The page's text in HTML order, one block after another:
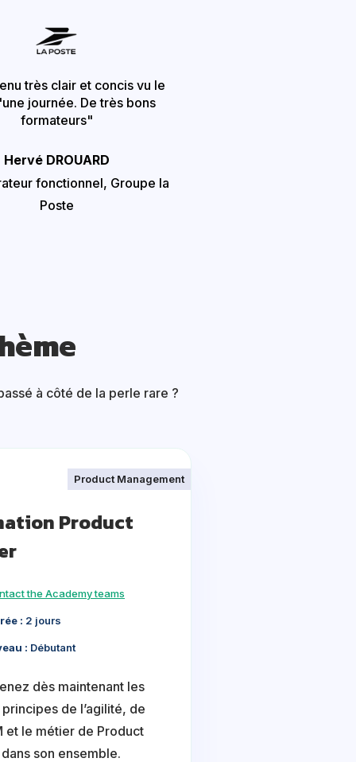
très clair et concis vu le
journée. De très bons
formateurs"
Hervé DROUARD
fonctionnel, Groupe la
Poste
à côté de la perle rare ?
Product Management
Product
the Academy teams
: 2 jours
: Débutant
dès maintenant les
de l’agilité, de
et le métier de Product
son ensemble.